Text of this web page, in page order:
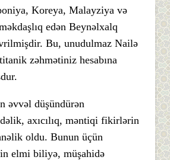
Koreya, Malayziya və
edən Beynəlxalq
Bu, unudulmaz Nailə
zəhmətiniz hesabına
əvvəl düşündürən
axıcılıq, məntiqi fikirlərin
oldu. Bunun üçün
elmi biliyə, müşahidə